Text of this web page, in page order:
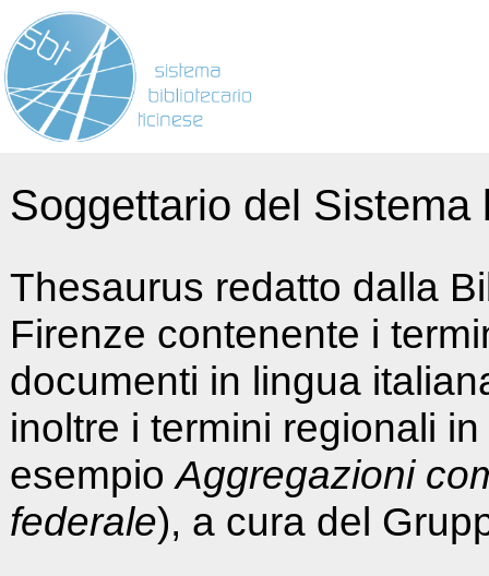
Soggettario del
Thesaurus redatto dalla
Firenze contenente i
documenti in lingua
inoltre i termini regionali
esempioAggregazioni
federale), a cura del